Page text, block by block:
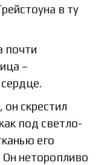
в ту
почти
–
скрестил
под светло-
его
Он неторопливо